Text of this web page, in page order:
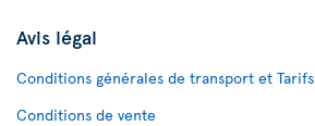
Avis légal
Conditions générales de transport et Tarifs
Conditions de vente